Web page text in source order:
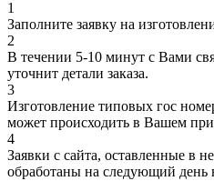
1
Заполните заявку на
2
В течении 5-10 минут с Вами
уточнит детали заказа.
3
Изготовление типовых гос
может происходить в Вашем
4
Заявки с сайта, оставленные в
обработаны на следующий день